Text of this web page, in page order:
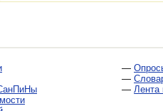
—
—
— Лента